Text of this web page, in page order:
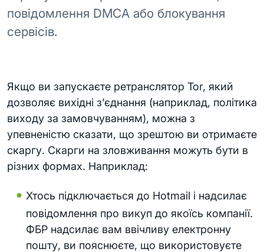
повідомлення DMCA або блокування
сервісів.
Якщо ви запускаєте ретранслятор Tor, який
дозволяє вихідні з’єднання (наприклад, політика
виходу за замовчуванням), можна з
упевненістю сказати, що зрештою ви отримаєте
скаргу. Скарги на зловживання можуть бути в
різних формах. Наприклад:
Хтось підключається до Hotmail і надсилає
повідомлення про викуп до якоїсь компанії.
ФБР надсилає вам ввічливу електронну
пошту, ви пояснюєте, що використовуєте